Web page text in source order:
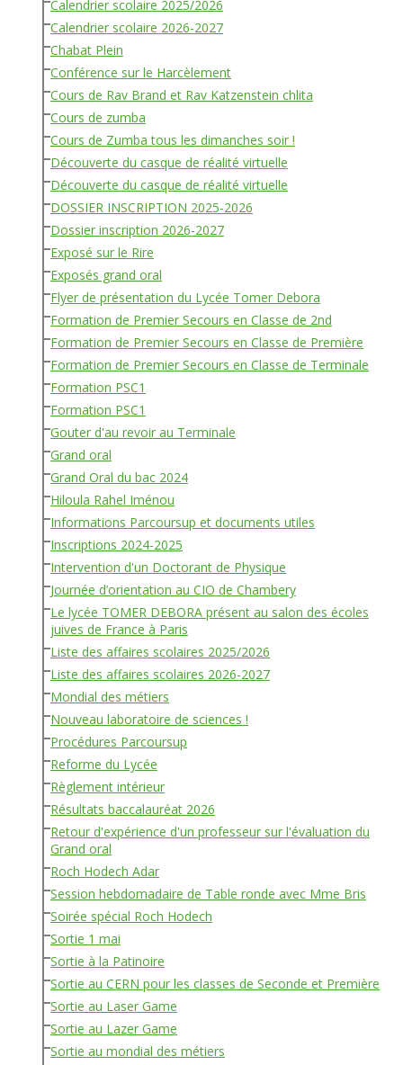
Calendrier scolaire 2025/2026
Calendrier scolaire 2026-2027
Chabat Plein
Conférence sur le Harcèlement
Cours de Rav Brand et Rav Katzenstein chlita
Cours de zumba
Cours de Zumba tous les dimanches soir !
Découverte du casque de réalité virtuelle
Découverte du casque de réalité virtuelle
DOSSIER INSCRIPTION 2025-2026
Dossier inscription 2026-2027
Exposé sur le Rire
Exposés grand oral
Flyer de présentation du Lycée Tomer Debora
Formation de Premier Secours en Classe de 2nd
Formation de Premier Secours en Classe de Première
Formation de Premier Secours en Classe de Terminale
Formation PSC1
Formation PSC1
Gouter d'au revoir au Terminale
Grand oral
Grand Oral du bac 2024
Hiloula Rahel Iménou
Informations Parcoursup et documents utiles
Inscriptions 2024-2025
Intervention d'un Doctorant de Physique
Journée d’orientation au CIO de Chambery
Le lycée TOMER DEBORA présent au salon des écoles
juives de France à Paris
Liste des affaires scolaires 2025/2026
Liste des affaires scolaires 2026-2027
Mondial des métiers
Nouveau laboratoire de sciences !
Procédures Parcoursup
Reforme du Lycée
Règlement intérieur
Résultats baccalauréat 2026
Retour d'expérience d'un professeur sur l'évaluation du
Grand oral
Roch Hodech Adar
Session hebdomadaire de Table ronde avec Mme Bris
Soirée spécial Roch Hodech
Sortie 1 mai
Sortie à la Patinoire
Sortie au CERN pour les classes de Seconde et Première
Sortie au Laser Game
Sortie au Lazer Game
Sortie au mondial des métiers